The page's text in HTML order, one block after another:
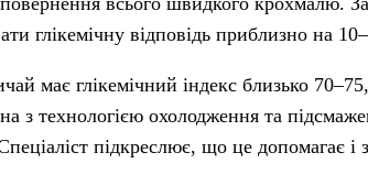
глікемічну відповідь приблизно на
має глікемічний індекс близько
з технологією охолодження та
підкреслює, що це допомагає